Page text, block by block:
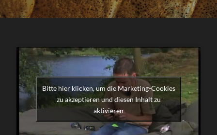
English
Bitte hier klicken, um die Marketing-Cookies
zu akzeptieren und diesen Inhalt zu
aktivieren